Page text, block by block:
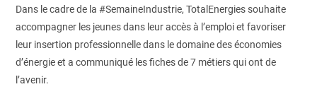
Dans le cadre de la #SemaineIndustrie, TotalEnergies souhaite
accompagner les jeunes dans leur accès à l’emploi et favoriser
leur insertion professionnelle dans le domaine des économies
d’énergie et a communiqué les fiches de 7 métiers qui ont de
l’avenir.